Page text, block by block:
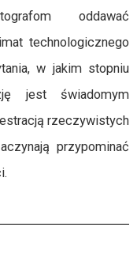
oddawać
technologicznego
w jakim stopniu
jest świadomym
rzeczywistych
przypominać